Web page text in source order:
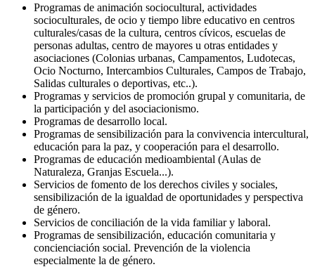
Programas de animación sociocultural, actividades
socioculturales, de ocio y tiempo libre educativo en centros
culturales/casas de la cultura, centros cívicos, escuelas de
personas adultas, centro de mayores u otras entidades y
asociaciones (Colonias urbanas, Campamentos, Ludotecas,
Ocio Nocturno, Intercambios Culturales, Campos de Trabajo,
Salidas culturales o deportivas, etc..).
Programas y servicios de promoción grupal y comunitaria, de
la participación y del asociacionismo.
Programas de desarrollo local.
Programas de sensibilización para la convivencia intercultural,
educación para la paz, y cooperación para el desarrollo.
Programas de educación medioambiental (Aulas de
Naturaleza, Granjas Escuela...).
Servicios de fomento de los derechos civiles y sociales,
sensibilización de la igualdad de oportunidades y perspectiva
de género.
Servicios de conciliación de la vida familiar y laboral.
Programas de sensibilización, educación comunitaria y
concienciación social. Prevención de la violencia
especialmente la de género.